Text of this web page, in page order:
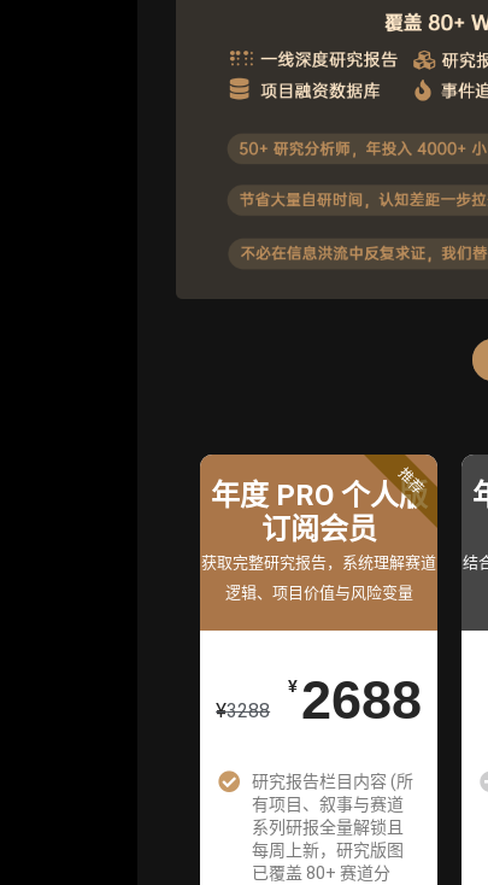
年度 PRO 个人版
订阅会员
获取完整研究报告，系统理解赛道
逻辑、项目价值与风险变量
¥3288
¥ 2688
研究报告栏目内容 (所
有项目、叙事与赛道
系列研报全量解锁且
每周上新，研究版图
已覆盖 80+ 赛道分
推荐
结
机构标准年
度服务会员
获取机构级研究与基础服
务
26800
企业多账号
(3 席位，若
需增加席位请
联系客服)
标准版
机构
度服
获得专业团
¥
企
(3
需
联